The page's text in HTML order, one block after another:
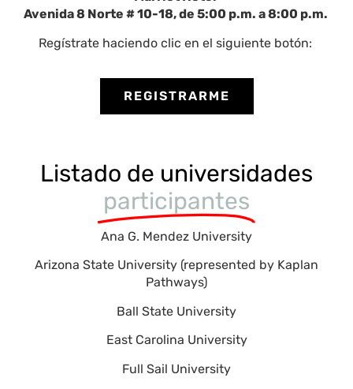
Avenida 8 Norte # 10-18, de 5:00 p.m. a 8:00 p.m.
Regístrate haciendo clic en el siguiente botón:
REGISTRARME
Listado de universidades
participantes
Ana G. Mendez University
Arizona State University (represented by Kaplan
Pathways)
Ball State University
East Carolina University
Full Sail University